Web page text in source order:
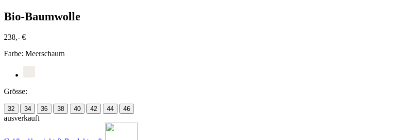
Bio-Baumwolle
238,- €
Farbe: Meerschaum
Grösse:
32 34 36 38 40 42 44 46
ausverkauft